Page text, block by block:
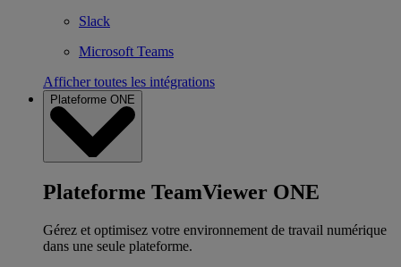
Slack
Microsoft Teams
Afficher toutes les intégrations
Plateforme ONE
Plateforme TeamViewer ONE
Gérez et optimisez votre environnement de travail numérique
dans une seule plateforme.